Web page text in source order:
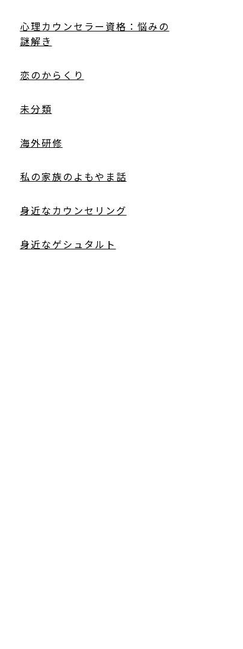
心理カウンセラー資格：悩みの
謎解き
恋のからくり
未分類
海外研修
私の家族のよもやま話
身近なカウンセリング
身近なゲシュタルト